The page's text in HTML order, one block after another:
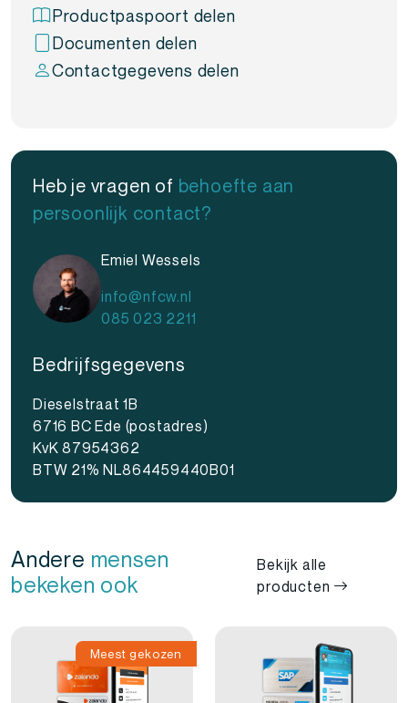
Productpaspoort delen
Documenten delen
Contactgegevens delen
Heb je vragen of behoefte aan
persoonlijk contact?
Emiel Wessels
info@nfcw.nl
085 023 2211
Bedrijfsgegevens
Dieselstraat 1B
6716 BC Ede (postadres)
KvK 87954362
BTW 21% NL864459440B01
Andere mensen
bekeken ook
Bekijk alle
producten
Meest gekozen